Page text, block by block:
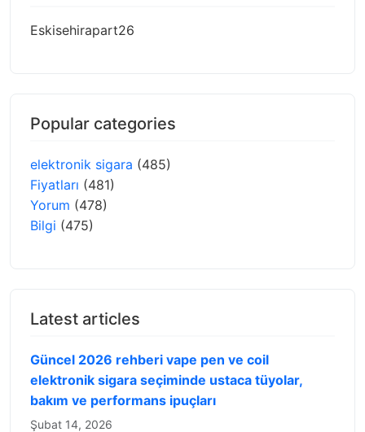
Eskisehirapart26
Popular categories
elektronik sigara (485)
Fiyatları (481)
Yorum (478)
Bilgi (475)
Latest articles
Güncel 2026 rehberi vape pen ve coil
elektronik sigara seçiminde ustaca tüyolar,
bakım ve performans ipuçları
Şubat 14, 2026